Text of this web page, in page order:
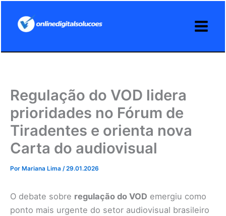
Regulação do VOD lidera
prioridades no Fórum de
Tiradentes e orienta nova
Carta do audiovisual
Por Mariana Lima /29.01.2026
O debate sobre regulação do VOD emergiu como
ponto mais urgente do setor audiovisual brasileiro